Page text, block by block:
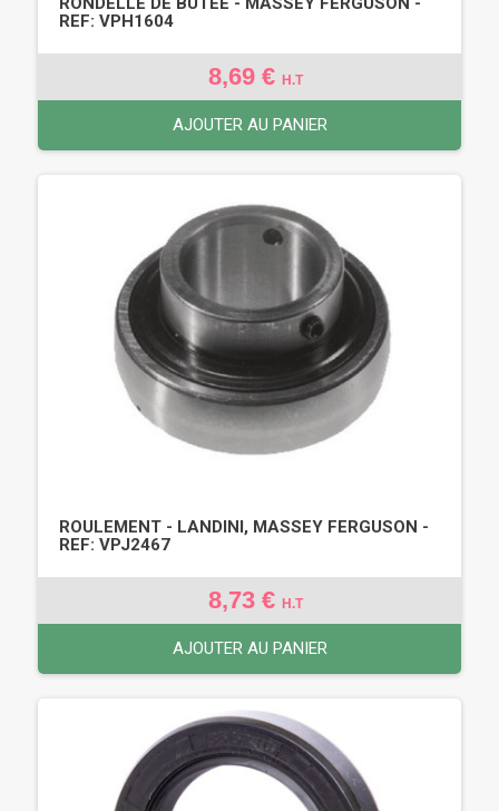
REF: VPH1604
8,69 € H.T
AJOUTER AU PANIER
ROULEMENT - LANDINI, MASSEY FERGUSON -
REF: VPJ2467
8,73 € H.T
AJOUTER AU PANIER